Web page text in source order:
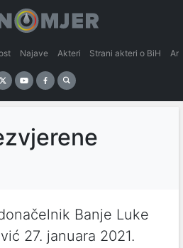
Najave Akteri Strani akteri o BiH
Banje Luke
27. januara 2021.